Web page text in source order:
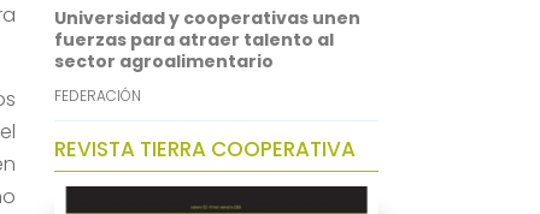
Universidad y cooperativas unen
fuerzas para atraer talento al
sector agroalimentario
FEDERACIÓN
REVISTA TIERRA COOPERATIVA